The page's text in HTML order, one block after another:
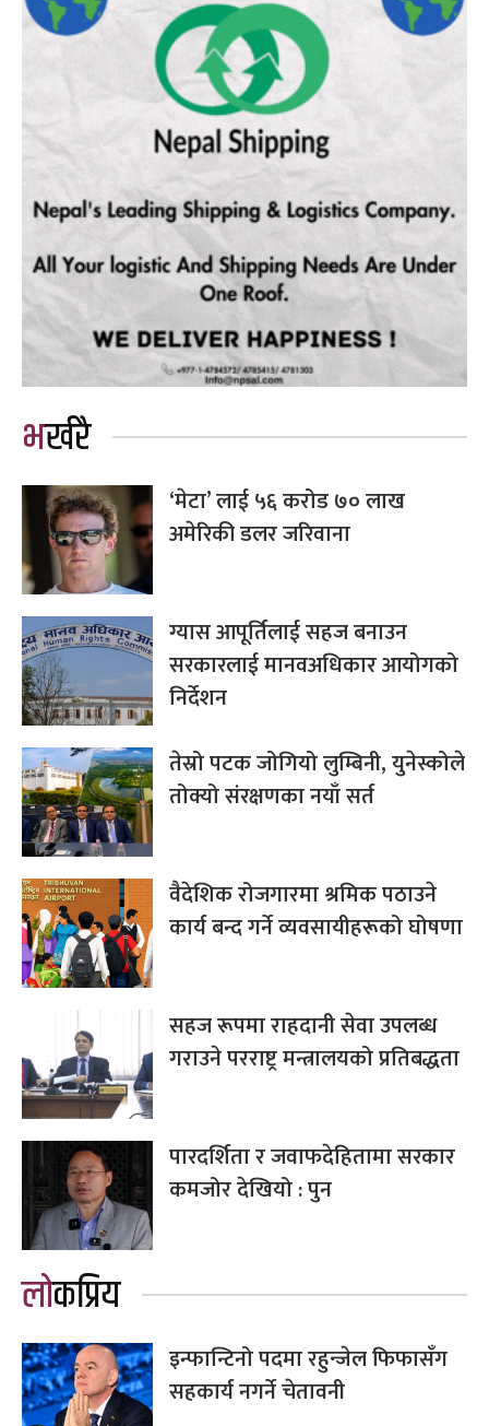
भर्खरै
‘मेटा’ लाई ५६ करोड ७० लाख
अमेरिकी डलर जरिवाना
ग्यास आपूर्तिलाई सहज बनाउन
सरकारलाई मानवअधिकार आयोगको
निर्देशन
तेस्रो पटक जोगियो लुम्बिनी, युनेस्कोले
तोक्यो संरक्षणका नयाँ सर्त
वैदेशिक रोजगारमा श्रमिक पठाउने
कार्य बन्द गर्ने व्यवसायीहरूको घोषणा
सहज रूपमा राहदानी सेवा उपलब्ध
गराउने परराष्ट्र मन्त्रालयको प्रतिबद्धता
पारदर्शिता र जवाफदेहितामा सरकार
कमजोर देखियो : पुन
लोकप्रिय
इन्फान्टिनो पदमा रहुन्जेल फिफासँग
सहकार्य नगर्ने चेतावनी